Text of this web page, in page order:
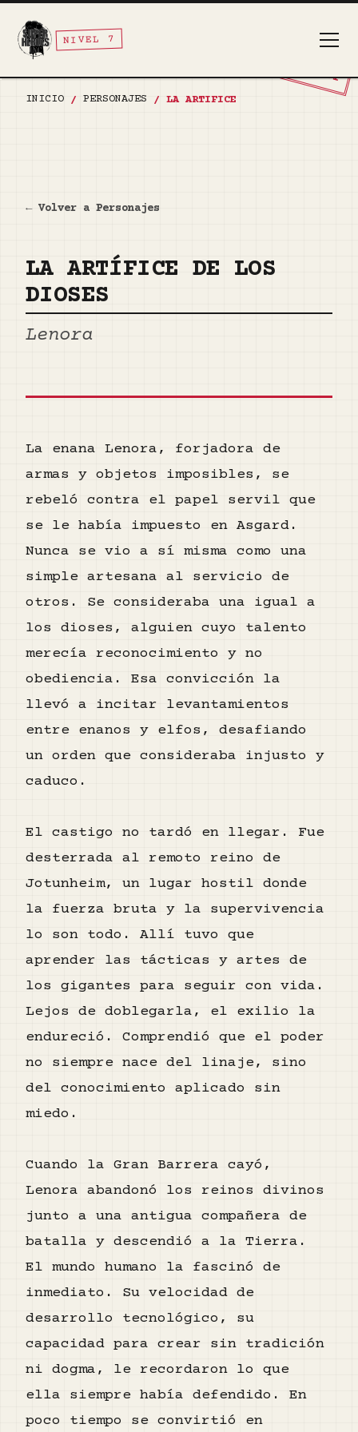
TOP SECRET
NIVEL 7
INICIO / PERSONAJES / LA ARTIFICE
← Volver a Personajes
LA ARTÍFICE DE LOS
DIOSES
Lenora
La enana Lenora, forjadora de
armas y objetos imposibles, se
rebeló contra el papel servil que
se le había impuesto en Asgard.
Nunca se vio a sí misma como una
simple artesana al servicio de
otros. Se consideraba una igual a
los dioses, alguien cuyo talento
merecía reconocimiento y no
obediencia. Esa convicción la
llevó a incitar levantamientos
entre enanos y elfos, desafiando
un orden que consideraba injusto y
caduco.
El castigo no tardó en llegar. Fue
desterrada al remoto reino de
Jotunheim, un lugar hostil donde
la fuerza bruta y la supervivencia
lo son todo. Allí tuvo que
aprender las tácticas y artes de
los gigantes para seguir con vida.
Lejos de doblegarla, el exilio la
endureció. Comprendió que el poder
no siempre nace del linaje, sino
del conocimiento aplicado sin
miedo.
Cuando la Gran Barrera cayó,
Lenora abandonó los reinos divinos
junto a una antigua compañera de
batalla y descendió a la Tierra.
El mundo humano la fascinó de
inmediato. Su velocidad de
desarrollo tecnológico, su
capacidad para crear sin tradición
ni dogma, le recordaron lo que
ella siempre había defendido. En
poco tiempo se convirtió en